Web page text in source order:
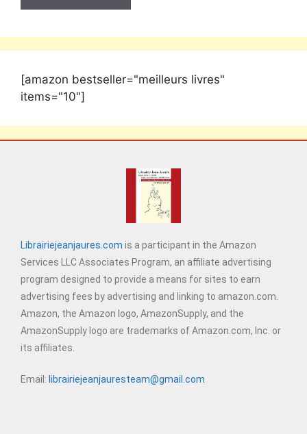
[amazon bestseller="meilleurs livres"
items="10"]
Librairiejeanjaures.com is a participant in the Amazon
Services LLC Associates Program, an affiliate advertising
program designed to provide a means for sites to earn
advertising fees by advertising and linking to amazon.com.
Amazon, the Amazon logo, AmazonSupply, and the
AmazonSupply logo are trademarks of Amazon.com, Inc. or
its affiliates.
Email: librairiejeanjauresteam@gmail.com